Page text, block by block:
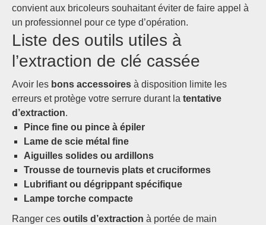
convient aux bricoleurs souhaitant éviter de faire appel à
un professionnel pour ce type d’opération.
Liste des outils utiles à
l’extraction de clé cassée
Avoir les bons accessoires à disposition limite les
erreurs et protège votre serrure durant la tentative
d’extraction.
Pince fine ou pince à épiler
Lame de scie métal fine
Aiguilles solides ou ardillons
Trousse de tournevis plats et cruciformes
Lubrifiant ou dégrippant spécifique
Lampe torche compacte
Ranger ces outils d’extraction à portée de main